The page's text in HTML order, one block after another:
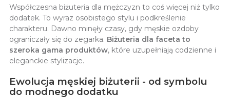
Współczesna biżuteria dla mężczyzn to coś więcej niż tylko
dodatek. To wyraz osobistego stylu i podkreślenie
charakteru. Dawno minęły czasy, gdy męskie ozdoby
ograniczały się do zegarka. Biżuteria dla faceta to
szeroka gama produktów, które uzupełniają codzienne i
eleganckie stylizacje.
Ewolucja męskiej biżuterii - od symbolu
do modnego dodatku